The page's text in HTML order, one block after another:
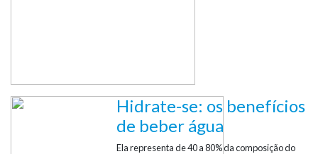
Hidrate-se: os benefícios
de beber água
Ela representa de 40 a 80% da composição do